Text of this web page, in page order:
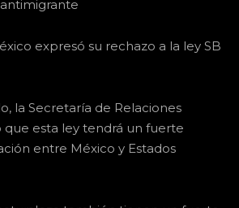
expresó su rechazo a la ley SB
la Secretaría de Relaciones
que esta ley tendrá un fuerte
entre México y Estados